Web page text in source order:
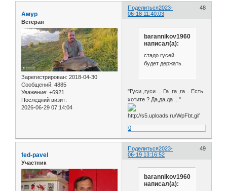
Поделиться 48
2023-
06-18 11:40:03
Амур
Ветеран
Зарегистрирован: 2018-04-30
Сообщений: 4885
Уважение: +6921
Последний визит:
2026-06-29 07:14:04
barannikov1960
написал(а):
стадо гусей
будет держать.
"Гуси ,гуси ... Га ,га ,га .. Есть
хотите ? Да,да,да ..."
0
Поделиться 49
2023-
06-19 13:16:52
fed-pavel
Участник
barannikov1960
написал(а):